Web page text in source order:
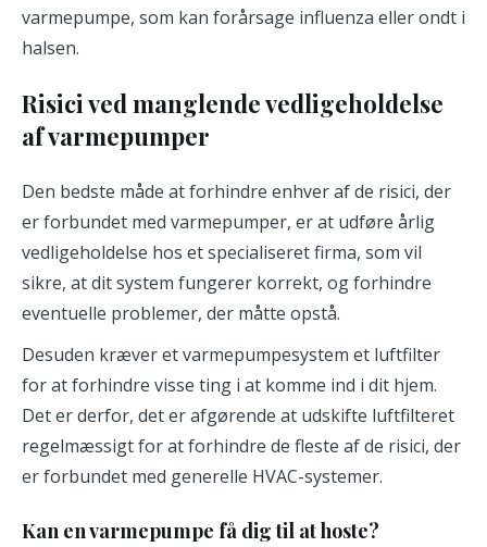
varmepumpe, som kan forårsage influenza eller ondt i
halsen.
Risici ved manglende vedligeholdelse
af varmepumper
Den bedste måde at forhindre enhver af de risici, der
er forbundet med varmepumper, er at udføre årlig
vedligeholdelse hos et specialiseret firma, som vil
sikre, at dit system fungerer korrekt, og forhindre
eventuelle problemer, der måtte opstå.
Desuden kræver et varmepumpesystem et luftfilter
for at forhindre visse ting i at komme ind i dit hjem.
Det er derfor, det er afgørende at udskifte luftfilteret
regelmæssigt for at forhindre de fleste af de risici, der
er forbundet med generelle HVAC-systemer.
Kan en varmepumpe få dig til at hoste?